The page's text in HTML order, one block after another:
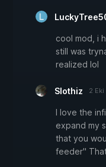
cool mod, i
still was
realized lol
Slothiz 2 Eki
I love the
expand my
that you
feeder"